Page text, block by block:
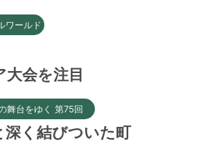
ールド
会を注目
台をゆく 第75回
深く結びついた町